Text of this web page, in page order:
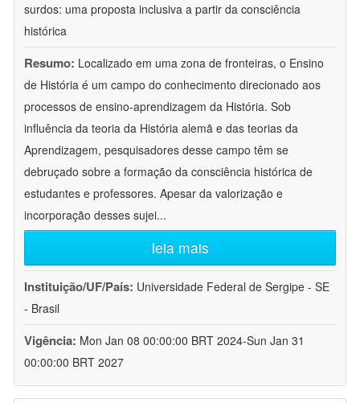
surdos: uma proposta inclusiva a partir da consciência
histórica
Resumo: Localizado em uma zona de fronteiras, o Ensino
de História é um campo do conhecimento direcionado aos
processos de ensino-aprendizagem da História. Sob
influência da teoria da História alemã e das teorias da
Aprendizagem, pesquisadores desse campo têm se
debruçado sobre a formação da consciência histórica de
estudantes e professores. Apesar da valorização e
incorporação desses sujei...
leia mais
Instituição/UF/País: Universidade Federal de Sergipe - SE
- Brasil
Vigência: Mon Jan 08 00:00:00 BRT 2024-Sun Jan 31
00:00:00 BRT 2027